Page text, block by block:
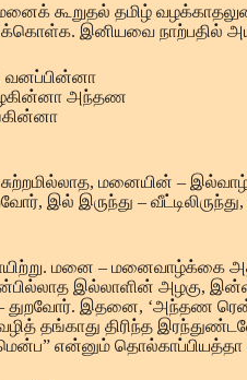
கூறுதல் தமிழ்
இனியவை நாற்பதில்
வனப்பின்னா
அந்தண
மனையின் –
இல் இருந்து –
மனை – மனைவாழ்க்கை
இல்லாளின் அழகு,
இதனை, ‘அந்தண
வழித் தங்காது திரிந்த
என்னும் தொல்காப்பியத்தா